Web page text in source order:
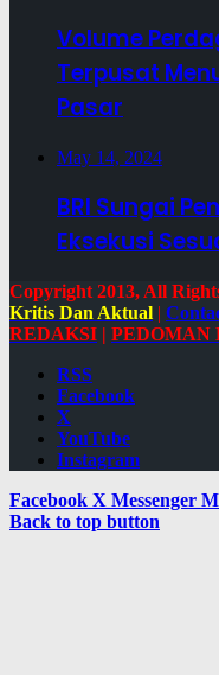
Volume
Terpusat
Pasar
May 14, 2024
BRI Sungai
Eksekusi
Copyright 2013, All
Kritis Dan Aktual |
REDAKSI | PEDOMAN
RSS
Facebook
X
YouTube
Instagram
Facebook X Messenger
Back to top button